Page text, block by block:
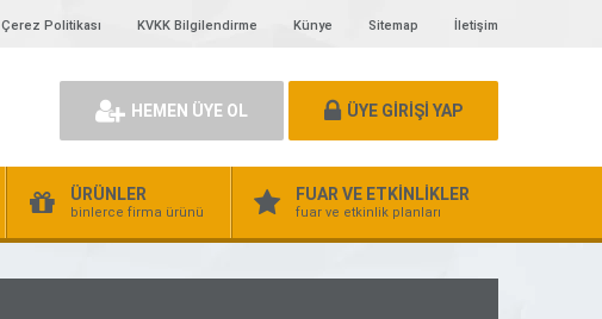
Çerez Politikası KVKK Bilgilendirme Künye Sitemap İletişim
HEMEN ÜYE OL ÜYE GİRİŞİ YAP
ÜRÜNLER
binlerce firma ürünü
FUAR VE ETKİNLİKLER
fuar ve etkinlik planları